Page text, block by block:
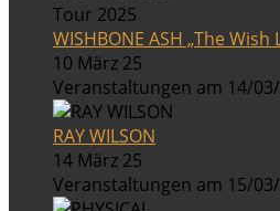
WISHBONE ASH „The
10 März 25
Veranstaltungen am 14/
RAY WILSON
14 März 25
Veranstaltungen am 15/